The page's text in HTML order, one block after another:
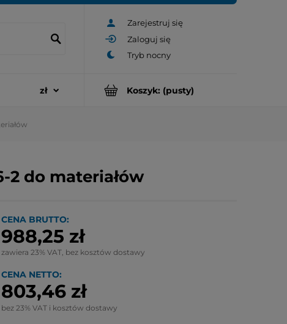
Zarejestruj się
Zaloguj się
Koszyk: (pusty)
2 do materiałów
CENA BRUTTO:
988,25 zł
zawiera 23% VAT, bez kosztów dostawy
CENA NETTO:
803,46 zł
bez 23% VAT i kosztów dostawy